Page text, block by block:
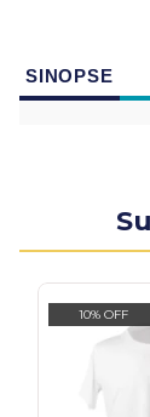
SINOPSE
10% OFF